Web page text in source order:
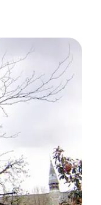
することができます。